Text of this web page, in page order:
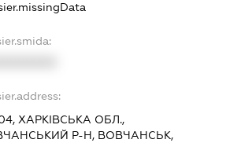
ХАРКІВСЬКА ОБЛ.,
Р-Н, ВОВЧАНСЬК,